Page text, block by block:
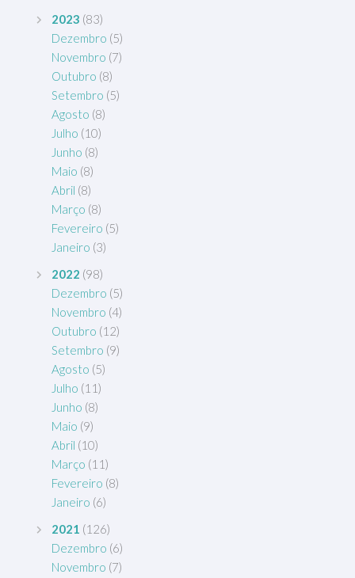
2023 (83)
Dezembro (5)
Novembro (7)
Outubro (8)
Setembro (5)
Agosto (8)
Julho (10)
Junho (8)
Maio (8)
Abril (8)
Março (8)
Fevereiro (5)
Janeiro (3)
2022 (98)
Dezembro (5)
Novembro (4)
Outubro (12)
Setembro (9)
Agosto (5)
Julho (11)
Junho (8)
Maio (9)
Abril (10)
Março (11)
Fevereiro (8)
Janeiro (6)
2021 (126)
Dezembro (6)
Novembro (7)